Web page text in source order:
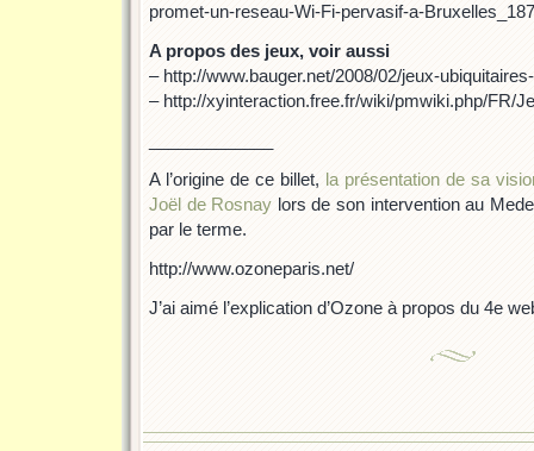
promet-un-reseau-Wi-Fi-pervasif-a-
A propos des jeux, voir aussi
– http://www.bauger.net/2008/02/jeux-
– http://xyinteraction.free.fr/wiki/pmwiki.php/FR/
A l’origine de ce billet, la présentation de sa
Joël de Rosnay lors de son intervention au
par le terme.
http://www.ozoneparis.net/
J’ai aimé l’explication d’Ozone à propos du 4e